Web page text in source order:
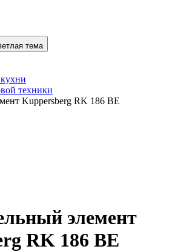
тема
техники
Kuppersberg RK 186 BE
элемент
RK 186 BE